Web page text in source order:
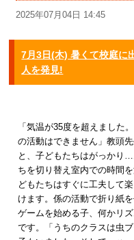
2025年07月04日 14:45
7月3日(木) 暑くて校庭に
人を発見!
「気温が35度を超えました
の活動はできません」教頭
と、子どもたちはがっかり
ちを切り替え室内での時間
どもたちはすぐに工夫して
けます。係の活動で折り紙
ゲームを始める子、何かリ
です。「うちのクラスは虫